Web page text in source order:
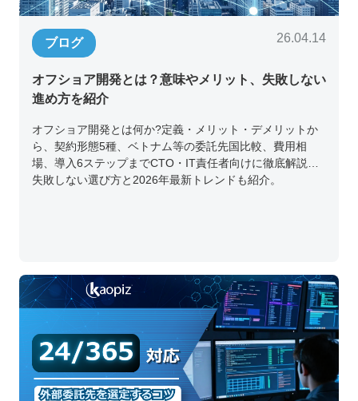
ブログ 26.04.14
オフショア開発とは？意味やメリット、失敗しない
進め方を紹介
オフショア開発とは何か?定義・メリット・デメリットか
ら、契約形態5種、ベトナム等の委託先国比較、費用相
場、導入6ステップまでCTO・IT責任者向けに徹底解説。
失敗しない選び方と2026年最新トレンドも紹介。